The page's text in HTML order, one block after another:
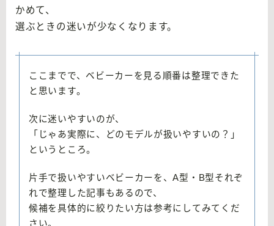
かめて、
選ぶときの迷いが少なくなります。
ここまでで、ベビーカーを見る順番は整理できた
と思います。
次に迷いやすいのが、
「じゃあ実際に、どのモデルが扱いやすいの？」
というところ。
片手で扱いやすいベビーカーを、A型・B型それぞ
れで整理した記事もあるので、
候補を具体的に絞りたい方は参考にしてみてくだ
さい。